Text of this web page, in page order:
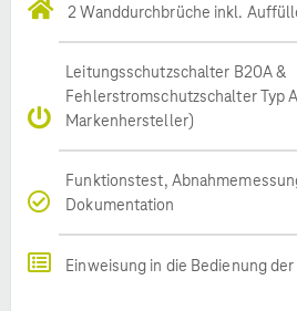
2 Wanddurchbrüche inkl.
Leitungsschutzschalter B20A &
Fehlerstromschutzschalter Typ
Markenhersteller)
Funktionstest,
Dokumentation
Einweisung in die Bedienung